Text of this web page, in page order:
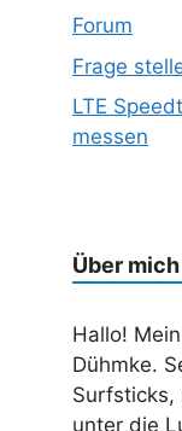
Forum
Frage
LTE
messen
Über mich
Hallo!
Dühmke.
Surfsticks,
unter die